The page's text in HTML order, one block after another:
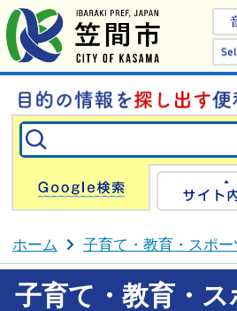
Google
ホーム 子育て・教育・スポー
子育て・教育・ス